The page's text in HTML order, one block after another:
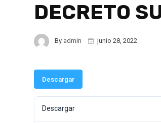
DECRETO
By admin junio 28, 2022
Descargar
Descargar